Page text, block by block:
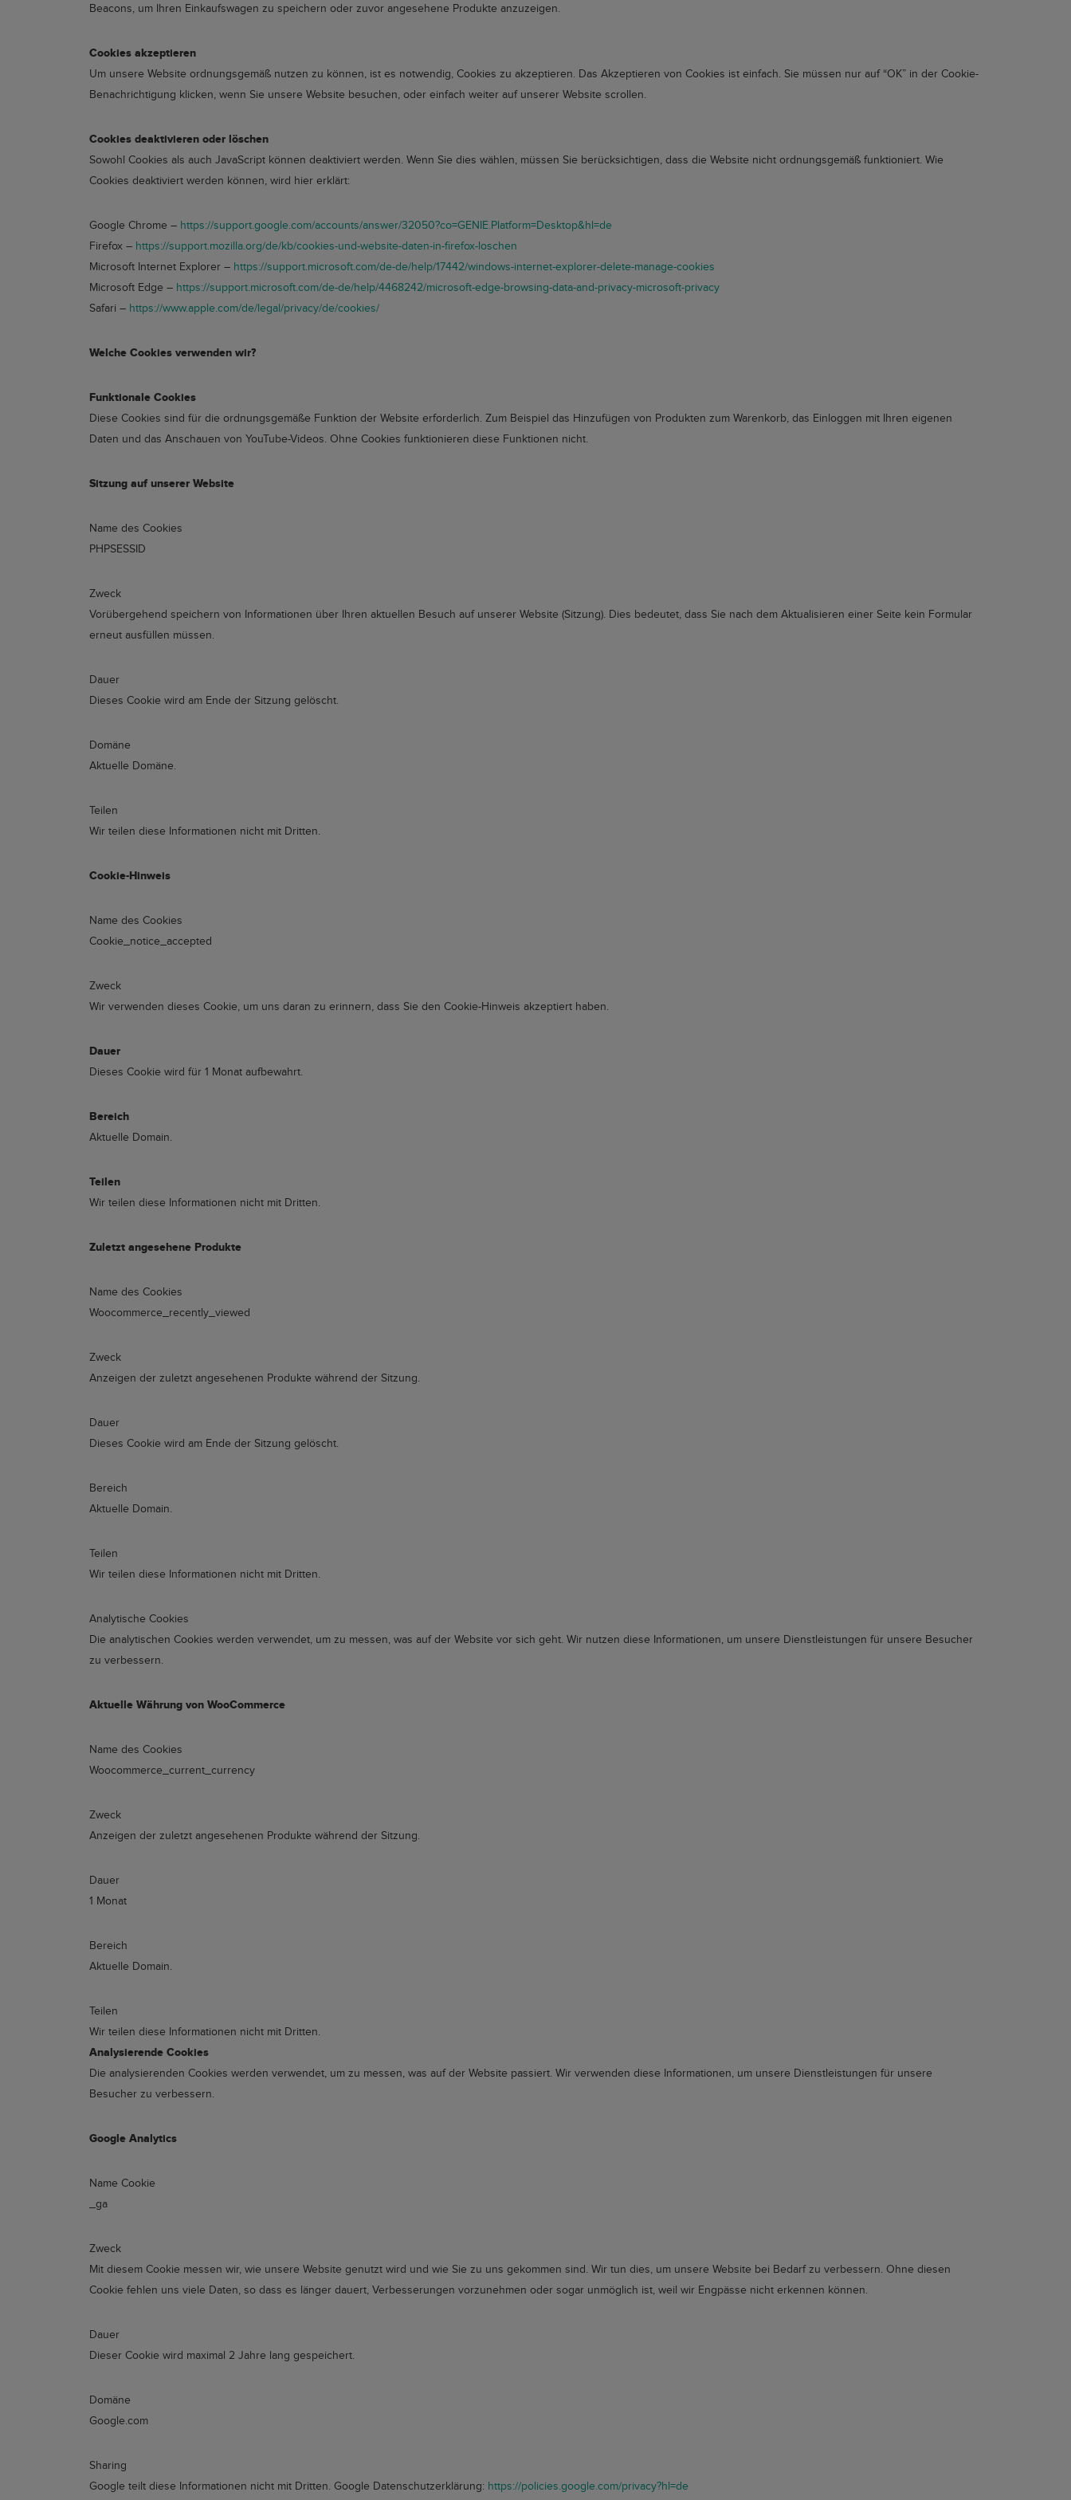
Beacons, um Ihren Einkaufswagen zu speichern oder zuvor angesehene Produkte anzuzeigen.
Cookies akzeptieren
Um unsere Website ordnungsgemäß nutzen zu können, ist es notwendig, Cookies zu akzeptieren. Das Akzeptieren von Cookies ist einfach. Sie müssen nur auf “OK” in der Cookie-
Benachrichtigung klicken, wenn Sie unsere Website besuchen, oder einfach weiter auf unserer Website scrollen.
Cookies deaktivieren oder löschen
Sowohl Cookies als auch JavaScript können deaktiviert werden. Wenn Sie dies wählen, müssen Sie berücksichtigen, dass die Website nicht ordnungsgemäß funktioniert. Wie
Cookies deaktiviert werden können, wird hier erklärt:
Google Chrome – https://support.google.com/accounts/answer/32050?co=GENIE.Platform=Desktop&hl=de
Firefox – https://support.mozilla.org/de/kb/cookies-und-website-daten-in-firefox-loschen
Microsoft Internet Explorer – https://support.microsoft.com/de-de/help/17442/windows-internet-explorer-delete-manage-cookies
Microsoft Edge – https://support.microsoft.com/de-de/help/4468242/microsoft-edge-browsing-data-and-privacy-microsoft-privacy
Safari – https://www.apple.com/de/legal/privacy/de/cookies/
Welche Cookies verwenden wir?
Funktionale Cookies
Diese Cookies sind für die ordnungsgemäße Funktion der Website erforderlich. Zum Beispiel das Hinzufügen von Produkten zum Warenkorb, das Einloggen mit Ihren eigenen
Daten und das Anschauen von YouTube-Videos. Ohne Cookies funktionieren diese Funktionen nicht.
Sitzung auf unserer Website
Name des Cookies
PHPSESSID
Zweck
Vorübergehend speichern von Informationen über Ihren aktuellen Besuch auf unserer Website (Sitzung). Dies bedeutet, dass Sie nach dem Aktualisieren einer Seite kein Formular
erneut ausfüllen müssen.
Dauer
Dieses Cookie wird am Ende der Sitzung gelöscht.
Domäne
Aktuelle Domäne.
Teilen
Wir teilen diese Informationen nicht mit Dritten.
Cookie-Hinweis
Name des Cookies
Cookie_notice_accepted
Zweck
Wir verwenden dieses Cookie, um uns daran zu erinnern, dass Sie den Cookie-Hinweis akzeptiert haben.
Dauer
Dieses Cookie wird für 1 Monat aufbewahrt.
Bereich
Aktuelle Domain.
Teilen
Wir teilen diese Informationen nicht mit Dritten.
Zuletzt angesehene Produkte
Name des Cookies
Woocommerce_recently_viewed
Zweck
Anzeigen der zuletzt angesehenen Produkte während der Sitzung.
Dauer
Dieses Cookie wird am Ende der Sitzung gelöscht.
Bereich
Aktuelle Domain.
Teilen
Wir teilen diese Informationen nicht mit Dritten.
Analytische Cookies
Die analytischen Cookies werden verwendet, um zu messen, was auf der Website vor sich geht. Wir nutzen diese Informationen, um unsere Dienstleistungen für unsere Besucher
zu verbessern.
Aktuelle Währung von WooCommerce
Name des Cookies
Woocommerce_current_currency
Zweck
Anzeigen der zuletzt angesehenen Produkte während der Sitzung.
Dauer
1 Monat
Bereich
Aktuelle Domain.
Teilen
Wir teilen diese Informationen nicht mit Dritten.
Analysierende Cookies
Die analysierenden Cookies werden verwendet, um zu messen, was auf der Website passiert. Wir verwenden diese Informationen, um unsere Dienstleistungen für unsere
Besucher zu verbessern.
Google Analytics
Name Cookie
_ga
Zweck
Mit diesem Cookie messen wir, wie unsere Website genutzt wird und wie Sie zu uns gekommen sind. Wir tun dies, um unsere Website bei Bedarf zu verbessern. Ohne diesen
Cookie fehlen uns viele Daten, so dass es länger dauert, Verbesserungen vorzunehmen oder sogar unmöglich ist, weil wir Engpässe nicht erkennen können.
Dauer
Dieser Cookie wird maximal 2 Jahre lang gespeichert.
Domäne
Google.com
Sharing
Google teilt diese Informationen nicht mit Dritten. Google Datenschutzerklärung: https://policies.google.com/privacy?hl=de